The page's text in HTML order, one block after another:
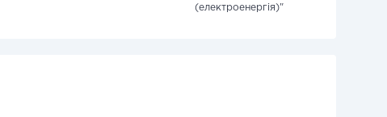
(електроенергія)"